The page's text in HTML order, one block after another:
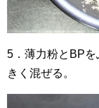
5．薄力粉とBP
きく混ぜる。